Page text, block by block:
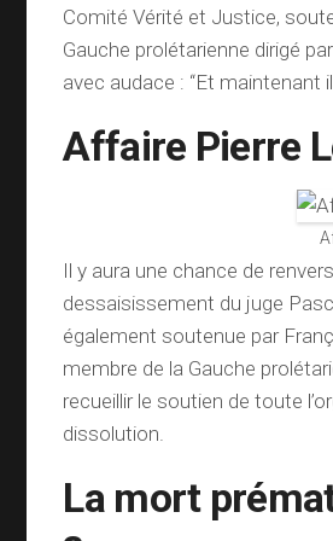
Comité Vérité et Justice,
Gauche prolétarienne dirigé
avec audace : “Et maintenant
Affaire Pierre
Il y aura une chance de
dessaisissement du juge
également soutenue par
membre de la Gauche
recueillir le soutien de toute
dissolution.
La mort